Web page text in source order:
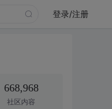
登录/注册
668,968
社区内容